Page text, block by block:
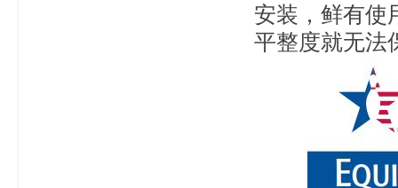
安装，鲜有使
平整度就无法